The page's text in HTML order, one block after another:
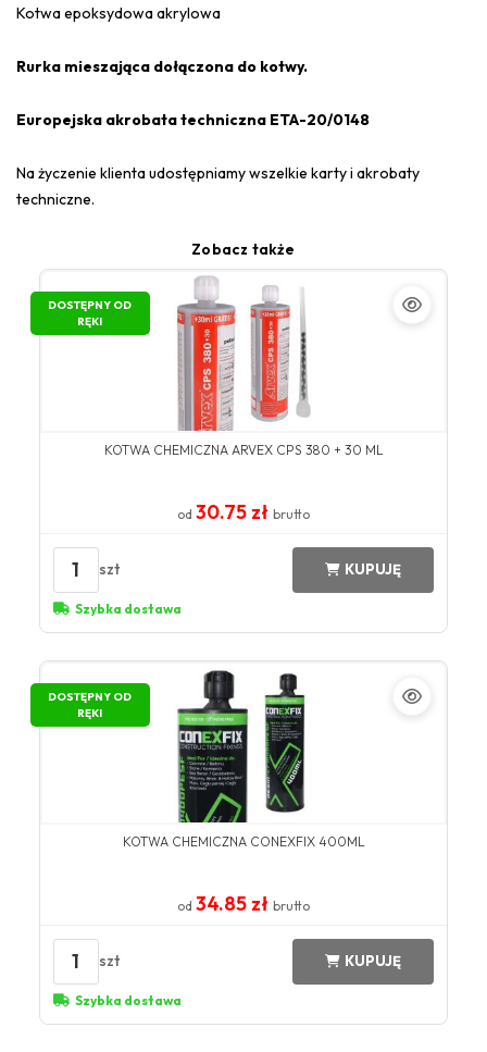
Kotwa epoksydowa akrylowa
Rurka mieszająca dołączona do kotwy.
Europejska akrobata techniczna ETA-20/0148
Na życzenie klienta udostępniamy wszelkie karty i akrobaty
techniczne.
Zobacz także
DOSTĘPNY OD
RĘKI
KOTWA CHEMICZNA ARVEX CPS 380 + 30 ML
od 30.75 zł brutto
1 szt KUPUJĘ
Szybka dostawa
DOSTĘPNY OD
RĘKI
KOTWA CHEMICZNA CONEXFIX 400ML
od 34.85 zł brutto
1 szt KUPUJĘ
Szybka dostawa